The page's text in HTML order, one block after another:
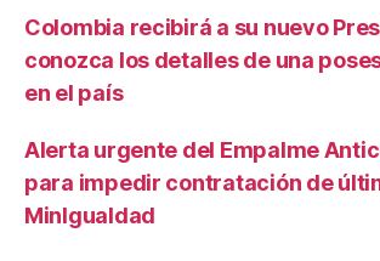
Colombia recibirá a su nuevo
conozca los detalles de una
en el país
Alerta urgente del Empalme
para impedir contratación de
MinIgualdad